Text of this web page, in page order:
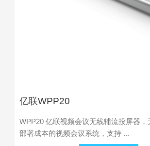
亿联WPP20
WPP20 亿联视频会议无线辅流投屏器，
部署成本的视频会议系统，支持 ...